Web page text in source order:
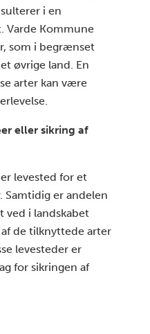
i en
Varde Kommune
som i begrænset
øvrige land. En
arter kan være
eller sikring af
levested for et
er andelen
i landskabet
de tilknyttede arter
levesteder er
for sikringen af